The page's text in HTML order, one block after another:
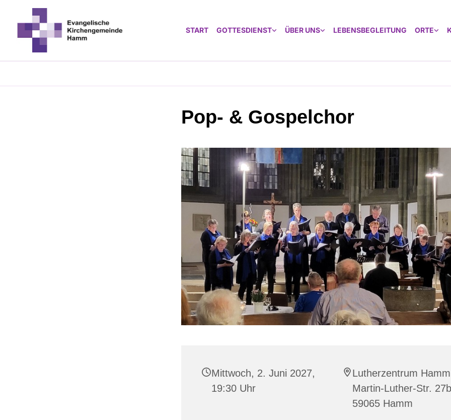
START GOTTESDIENST ÜBER UNS LEBENSBEGLEITUNG ORTE
Pop- & Gospelchor
Mittwoch, 2. Juni 2027,
19:30 Uhr
Lutherzentrum
Martin-Luther-Str.
59065 Hamm